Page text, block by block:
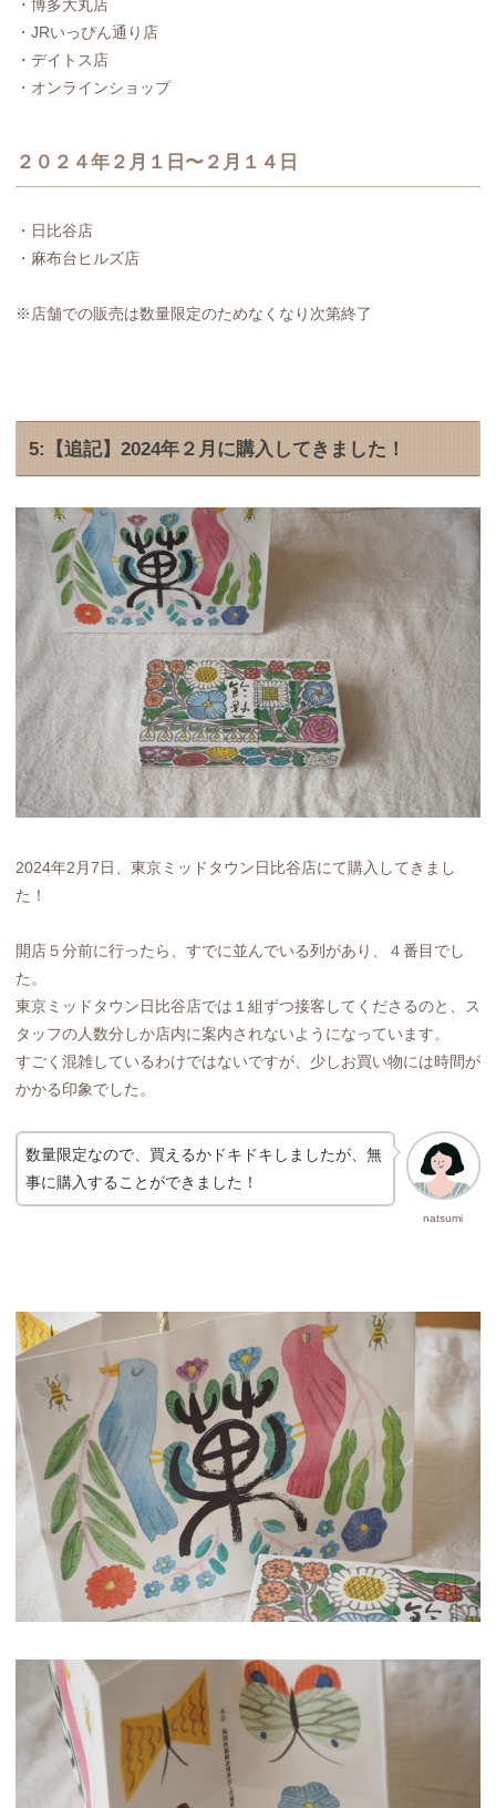
・博多大丸店
・JRいっぴん通り店
・デイトス店
・オンラインショップ
２０２４年２月１日〜２月１４日
・日比谷店
・麻布台ヒルズ店
※店舗での販売は数量限定のためなくなり次第終了
5:【追記】2024年２月に購入してきました！
2024年2月7日、東京ミッドタウン日比谷店にて購入してきまし
た！
開店５分前に行ったら、すでに並んでいる列があり、４番目でし
た。
東京ミッドタウン日比谷店では１組ずつ接客してくださるのと、ス
タッフの人数分しか店内に案内されないようになっています。
すごく混雑しているわけではないですが、少しお買い物には時間が
かかる印象でした。
natsumi
数量限定なので、買えるかドキドキしましたが、無
事に購入することができました！